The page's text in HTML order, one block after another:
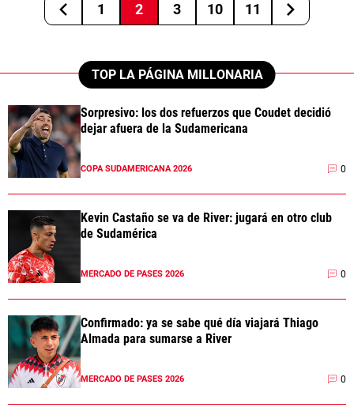
1 2 3 10 11
TOP LA PÁGINA MILLONARIA
Sorpresivo: los dos refuerzos que Coudet decidió
dejar afuera de la Sudamericana
COPA SUDAMERICANA 2026 0
Kevin Castaño se va de River: jugará en otro club
de Sudamérica
MERCADO DE PASES 2026 0
Confirmado: ya se sabe qué día viajará Thiago
Almada para sumarse a River
MERCADO DE PASES 2026 0